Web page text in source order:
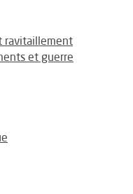
ravitaillement
et guerre